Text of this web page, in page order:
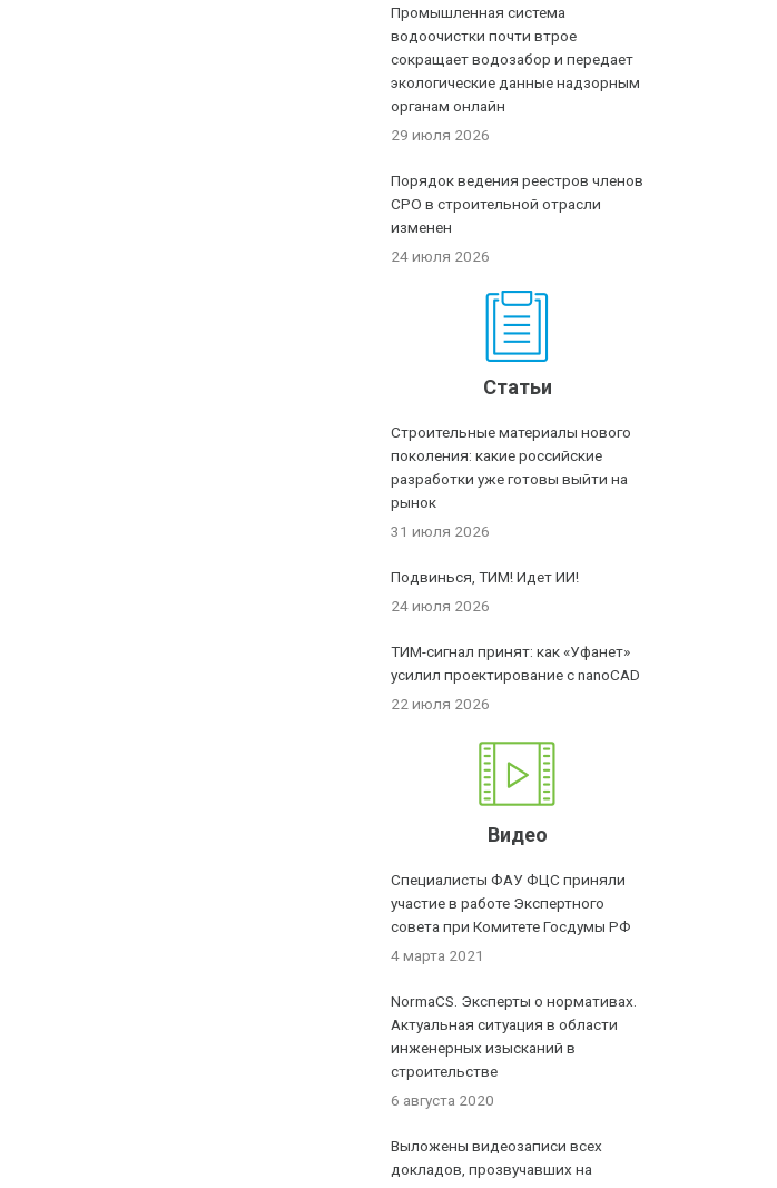
Промышленная система
водоочистки почти втрое
сокращает водозабор и передает
экологические данные надзорным
органам онлайн
29 июля 2026
Порядок ведения реестров членов
СРО в строительной отрасли
изменен
24 июля 2026
Статьи
Строительные материалы нового
поколения: какие российские
разработки уже готовы выйти на
рынок
31 июля 2026
Подвинься, ТИМ! Идет ИИ!
24 июля 2026
ТИМ-сигнал принят: как «Уфанет»
усилил проектирование с nanoCAD
22 июля 2026
Видео
Специалисты ФАУ ФЦС приняли
участие в работе Экспертного
совета при Комитете Госдумы РФ
4 марта 2021
NormaCS. Эксперты о нормативах.
Актуальная ситуация в области
инженерных изысканий в
строительстве
6 августа 2020
Выложены видеозаписи всех
докладов, прозвучавших на